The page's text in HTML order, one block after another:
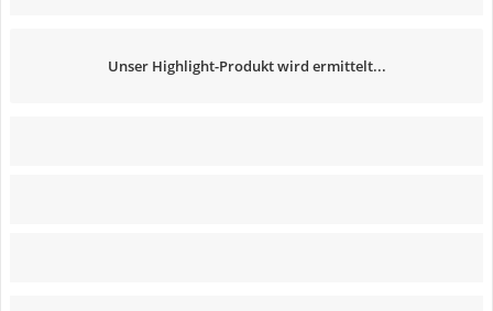
Unser Highlight-Produkt wird ermittelt...